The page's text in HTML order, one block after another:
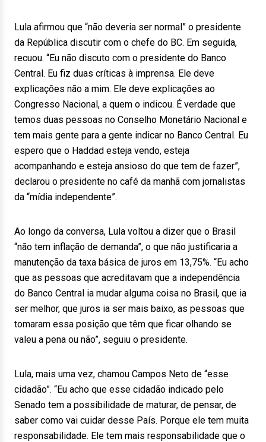
Lula afirmou que “não deveria ser normal” o presidente
da República discutir com o chefe do BC. Em seguida,
recuou. “Eu não discuto com o presidente do Banco
Central. Eu fiz duas críticas à imprensa. Ele deve
explicações não a mim. Ele deve explicações ao
Congresso Nacional, a quem o indicou. É verdade que
temos duas pessoas no Conselho Monetário Nacional e
tem mais gente para a gente indicar no Banco Central. Eu
espero que o Haddad esteja vendo, esteja
acompanhando e esteja ansioso do que tem de fazer”,
declarou o presidente no café da manhã com jornalistas
da “mídia independente”.
Ao longo da conversa, Lula voltou a dizer que o Brasil
“não tem inflação de demanda”, o que não justificaria a
manutenção da taxa básica de juros em 13,75%. “Eu acho
que as pessoas que acreditavam que a independência
do Banco Central ia mudar alguma coisa no Brasil, que ia
ser melhor, que juros ia ser mais baixo, as pessoas que
tomaram essa posição que têm que ficar olhando se
valeu a pena ou não”, seguiu o presidente.
Lula, mais uma vez, chamou Campos Neto de “esse
cidadão”. “Eu acho que esse cidadão indicado pelo
Senado tem a possibilidade de maturar, de pensar, de
saber como vai cuidar desse País. Porque ele tem muita
responsabilidade. Ele tem mais responsabilidade que o